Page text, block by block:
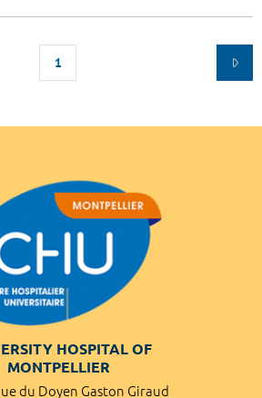
1
HOSPITAL OF
MONTPELLIER
du Doyen Gaston Giraud